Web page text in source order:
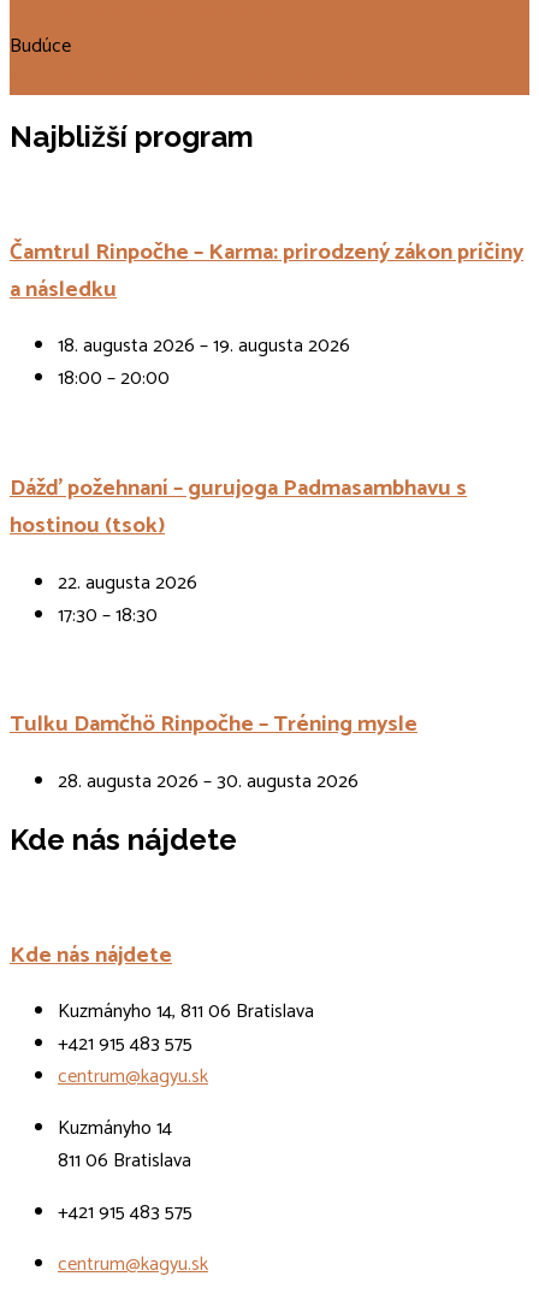
Budúce
Najbližší program
Čamtrul Rinpočhe – Karma: prirodzený zákon príčiny
a následku
18. augusta 2026 – 19. augusta 2026
18:00 – 20:00
Dážď požehnaní – gurujoga Padmasambhavu s
hostinou (tsok)
22. augusta 2026
17:30 – 18:30
Tulku Damčhö Rinpočhe – Tréning mysle
28. augusta 2026 – 30. augusta 2026
Kde nás nájdete
Kde nás nájdete
Kuzmányho 14, 811 06 Bratislava
+421 915 483 575
centrum@kagyu.sk
Kuzmányho 14
811 06 Bratislava
+421 915 483 575
centrum@kagyu.sk